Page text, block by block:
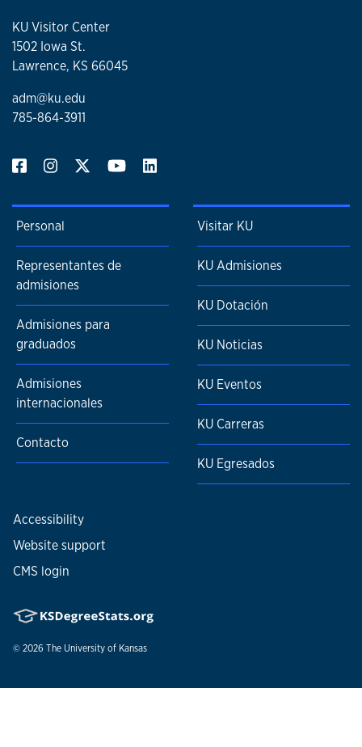
KU Visitor Center
1502 Iowa St.
Lawrence, KS 66045
adm@ku.edu
785-864-3911
Personal
Representantes de
admisiones
Admisiones para
graduados
Admisiones
internacionales
Contacto
Visitar KU
KU Admisiones
KU Dotación
KU Noticias
KU Eventos
KU Carreras
KU Egresados
Accessibility
Website support
CMS login
© 2026 The University of Kansas